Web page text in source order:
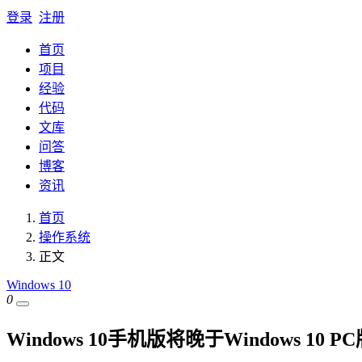
登录 注册
首页
项目
经验
代码
文库
问答
博客
资讯
首页
操作系统
正文
Windows 10
0
Windows 10手机版将晚于Windows 10 PC